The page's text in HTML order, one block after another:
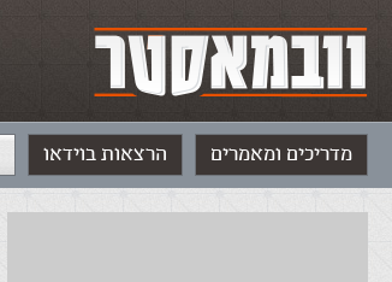
מדריכים ומאמרים הרצאות בוידאו